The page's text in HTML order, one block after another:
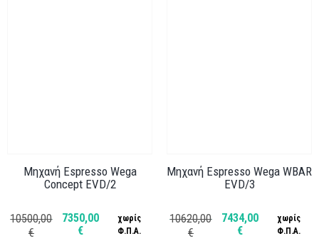
Κωδ.: ΜΗΧ-022
Μηχανή Espresso Wega
Concept EVD/2
10500,00
€
7350,00
€
χωρίς
Φ.Π.Α.
Κωδ.: ΜΗΧ-039
Μηχανή Espresso Wega WBAR
EVD/3
10620,00
€
7434,00
€
χωρίς
Φ.Π.Α.